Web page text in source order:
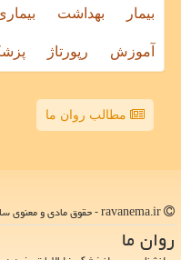
بیمار بهداشت
آموزش رپورتاژ
مطالب روان ما
روان ما